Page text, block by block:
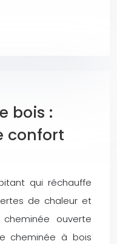
bois :
confort
qui réchauffe
de chaleur et
ouverte
cheminée à bois